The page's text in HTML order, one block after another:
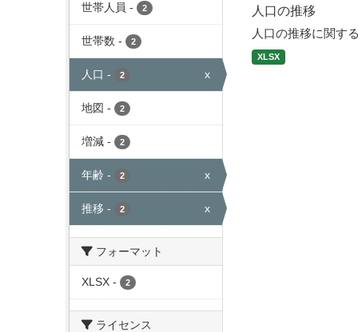
世帯人員 - 2
世帯数 - 2
人口 - 2 x
地図 - 2
増減 - 2
年齢 - 2 x
推移 - 2 x
フォーマット
XLSX - 2
ライセンス
人口の推移
人口の推移に関す
XLSX